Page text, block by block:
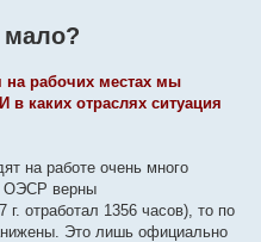
мало?
на рабочих местах мы
каких отраслях ситуация
на работе очень много
ОЭСР верны
г. отработал 1356 часов), то по
Это лишь официально